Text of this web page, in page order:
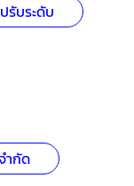
รับระดับ
ำกัด